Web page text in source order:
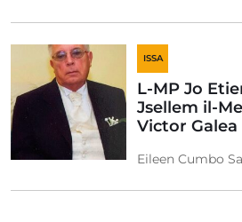
ISSA
L-MP Jo
Jsellem il-
Victor Galea
Eileen Cumbo